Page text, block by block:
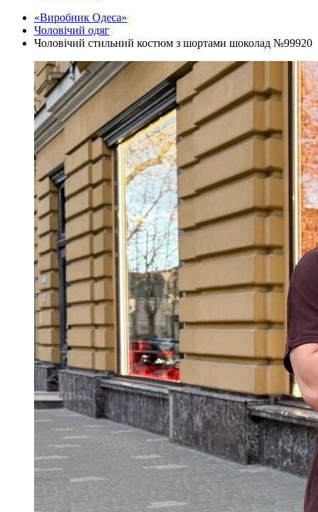
«Виробник Одеса»
Чоловічий одяг
Чоловічий стильний костюм з шортами шоколад №99920